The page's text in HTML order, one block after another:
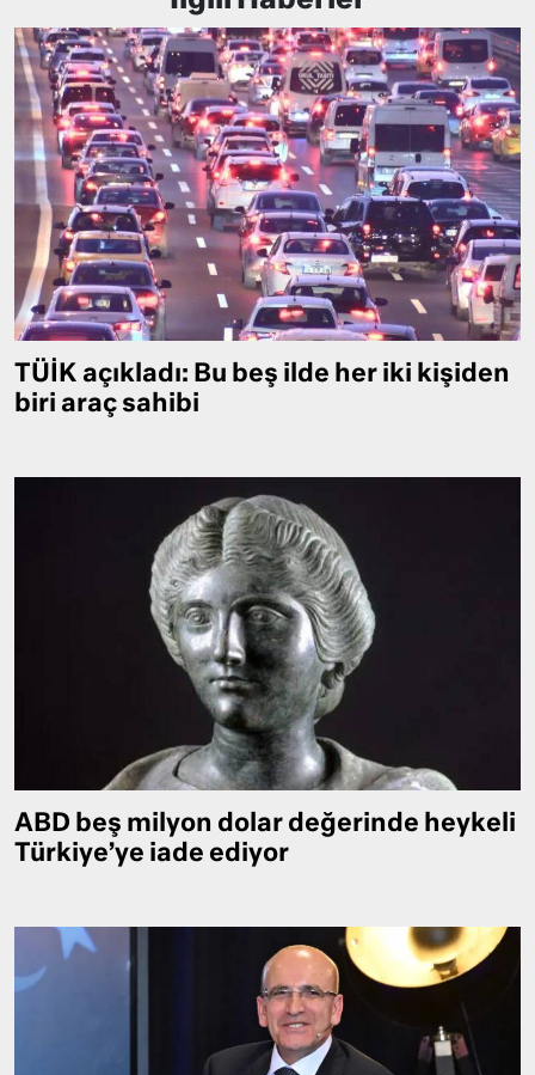
TÜİK açıkladı: Bu beş ilde her iki kişiden
biri araç sahibi
ABD beş milyon dolar değerinde heykeli
Türkiye’ye iade ediyor